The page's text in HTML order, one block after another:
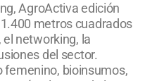
AgroActiva edición
metros cuadrados
networking, la
del sector.
femenino, bioinsumos,